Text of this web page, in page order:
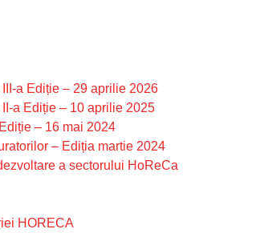
a Ediție – 29 aprilie 2026
a Ediție – 10 aprilie 2025
– 16 mai 2024
– Ediția martie 2024
a sectorului HoReCa
HORECA